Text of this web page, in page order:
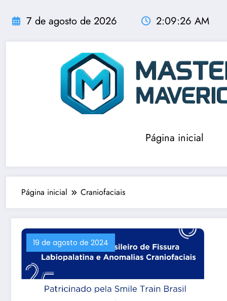
para
conteúdo
7 de agosto de 2026 2:09:27 AM
Página inicial
Página inicial Craniofaciais
19 de agosto de 2024